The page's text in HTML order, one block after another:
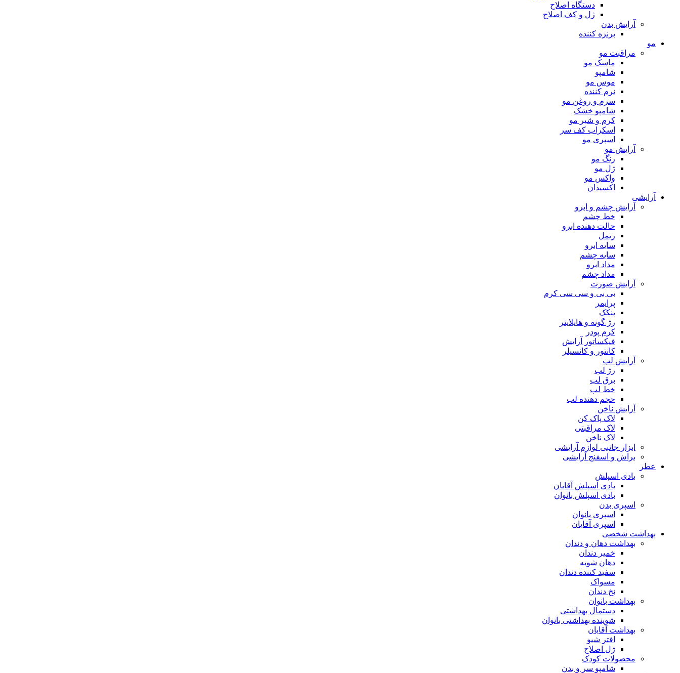
دستگاه اصلاح
ژل و کف اصلاح
آرایش بدن
برنزه کننده
مو
مراقبت مو
ماسک مو
شامپو
موس مو
نرم کننده
سرم و روغن مو
شامپو خشک
کرم و شیر مو
اسکراب کف سر
اسپری مو
آرایش مو
رنگ مو
ژل مو
واکس مو
اکسیدان
آرایشی
آرایش چشم و ابرو
خط چشم
حالت دهنده ابرو
ریمل
سایه ابرو
سایه چشم
مداد ابرو
مداد چشم
آرایش صورت
بی بی و سی سی کرم
پرایمر
پنکک
رژ گونه و هایلایتر
کرم پودر
فیکساتور آرایش
کانتور و کانسیلر
آرایش لب
رژ لب
برق لب
خط لب
حجم دهنده لب
آرایش ناخن
لاک پاک کن
لاک مراقبتی
لاک ناخن
ابزار جانبی لوازم آرایشی
براش و اسفنج آرایشی
عطر
بادی اسپلش
بادی اسپلش آقایان
بادی اسپلش بانوان
اسپری بدن
اسپری بانوان
اسپری آقایان
بهداشت شخصی
بهداشت دهان و دندان
خمیر دندان
دهان شویه
سفید کننده دندان
مسواک
نخ دندان
بهداشت بانوان
دستمال بهداشتی
شوینده بهداشتی بانوان
بهداشت آقایان
افتر شیو
ژل اصلاح
محصولات کودک
شامپو سر و بدن